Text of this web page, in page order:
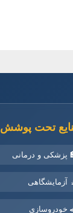
تحت پوشش
پزشکی و درمانی
آزمایشگاهی
خودروسازی